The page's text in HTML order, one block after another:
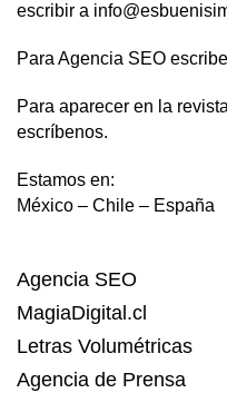
escribir a
Para Agencia SEO
Para aparecer en la
escríbenos.
Estamos en:
México – Chile – España
Agencia SEO
MagiaDigital.cl
Letras Volumétricas
Agencia de Prensa